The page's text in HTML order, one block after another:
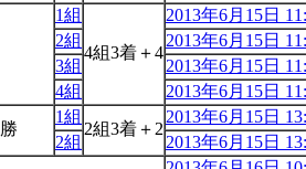
1組
4組3着＋4
2013年6月15日
2組
2013年6月15日
3組
2013年6月15日
4組
2013年6月15日
1組
2組3着＋2
2013年6月15日
2組
2013年6月15日